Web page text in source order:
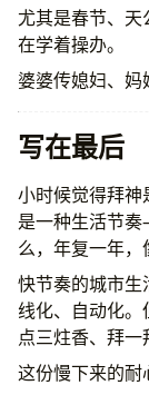
尤其是春节、天
在学着操办。
婆婆传媳妇、妈
写在最后
小时候觉得拜神
是一种生活节
么，年复一年，
快节奏的城市生
线化、自动化。
点三炷香、拜一
这份慢下来的耐